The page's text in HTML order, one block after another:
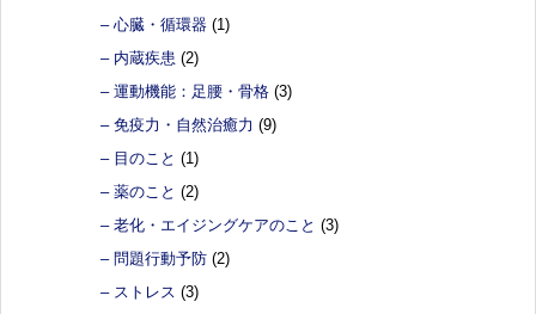
– 心臓・循環器 (1)
– 内蔵疾患 (2)
– 運動機能：足腰・骨格 (3)
– 免疫力・自然治癒力 (9)
– 目のこと (1)
– 薬のこと (2)
– 老化・エイジングケアのこと (3)
– 問題行動予防 (2)
– ストレス (3)